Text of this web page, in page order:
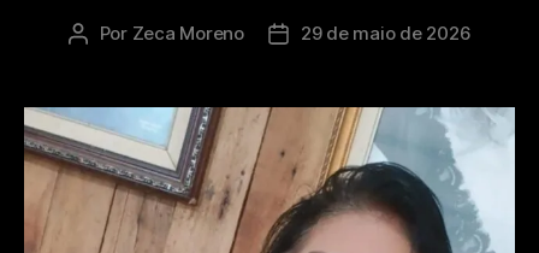
Por Zeca Moreno 29 de maio de 2026